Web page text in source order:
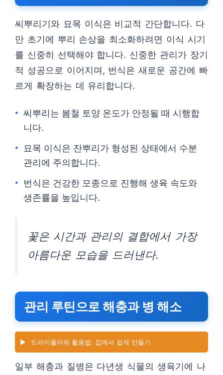
씨뿌리기와 묘목 이식은 비교적 간단합니다. 다
만 초기에 뿌리 손상을 최소화하려면 이식 시기
를 신중히 선택해야 합니다. 신중한 관리가 장기
적 성공으로 이어지며, 번식은 새로운 공간에 빠
르게 확장하는 데 유리합니다.
씨뿌리는 봄철 토양 온도가 안정될 때 시행합
니다.
묘목 이식은 잔뿌리가 형성된 상태에서 수분
관리에 주의합니다.
번식은 건강한 모종으로 진행해 생육 속도와
생존률을 높입니다.
꽃은 시간과 관리의 결합에서 가장
아름다운 모습을 드러낸다.
관리 루틴으로 해충과 병 해소
▶️ 드라이플라워 활용법: 집에서 쉽게 만들기
일부 해충과 질병은 다년생 식물의 생육기에 나